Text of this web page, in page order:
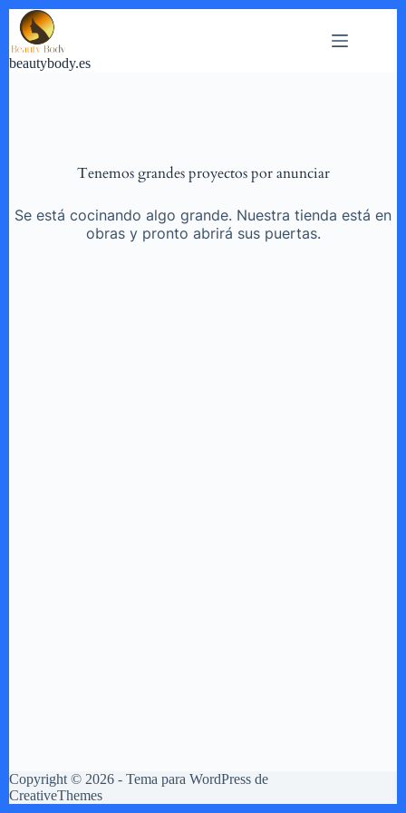
Saltar
contenido
beautybody.es
Tenemos grandes proyectos por anunciar
Se está cocinando algo grande. Nuestra tienda está en
obras y pronto abrirá sus puertas.
Copyright © 2026 - Tema para WordPress de
CreativeThemes